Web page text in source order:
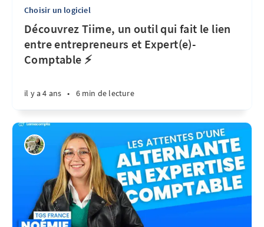
Choisir un logiciel
Découvrez Tiime, un outil qui fait le lien
entre entrepreneurs et Expert(e)-
Comptable ⚡
il y a 4 ans • 6 min de lecture